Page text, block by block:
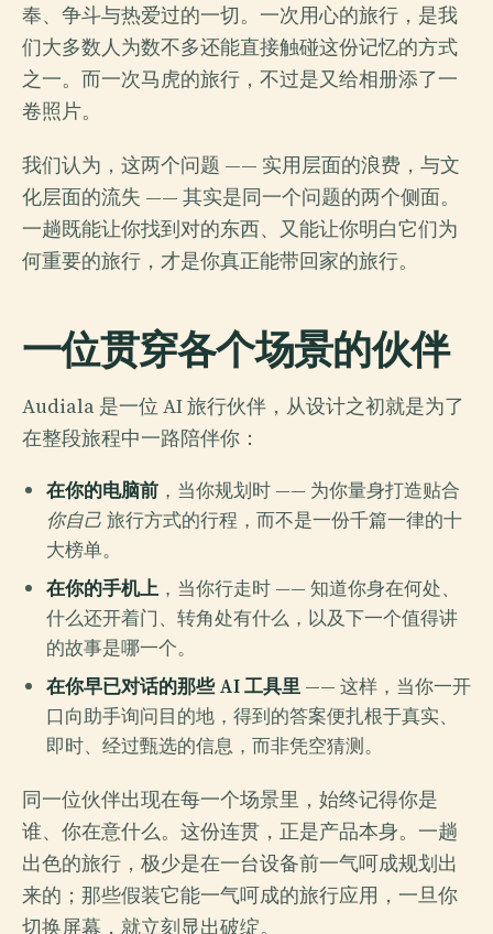
奉、争斗与热爱过的一切。一次用心的旅行，是我
们大多数人为数不多还能直接触碰这份记忆的方式
之一。而一次马虎的旅行，不过是又给相册添了一
卷照片。
我们认为，这两个问题 —— 实用层面的浪费，与文
化层面的流失 —— 其实是同一个问题的两个侧面。
一趟既能让你找到对的东西、又能让你明白它们为
何重要的旅行，才是你真正能带回家的旅行。
一位贯穿各个场景的伙伴
Audiala 是一位 AI 旅行伙伴，从设计之初就是为了
在整段旅程中一路陪伴你：
在你的电脑前 ，当你规划时 —— 为你量身打造贴合
你自己 旅行方式的行程，而不是一份千篇一律的十
大榜单。
在你的手机上 ，当你行走时 —— 知道你身在何处、
什么还开着门、转角处有什么，以及下一个值得讲
的故事是哪一个。
在你早已对话的那些 AI 工具里 —— 这样，当你一开
口向助手询问目的地，得到的答案便扎根于真实、
即时、经过甄选的信息，而非凭空猜测。
同一位伙伴出现在每一个场景里，始终记得你是
谁、你在意什么。这份连贯，正是产品本身。一趟
出色的旅行，极少是在一台设备前一气呵成规划出
来的；那些假装它能一气呵成的旅行应用，一旦你
切换屏幕，就立刻显出破绽。